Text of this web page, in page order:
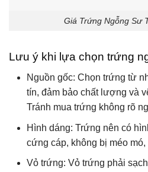
Giá Trứng Ngỗng Sư
Lưu ý khi lựa chọn trứng
Nguồn gốc: Chọn trứng từ
tín, đảm bảo chất lượng và
Tránh mua trứng không rõ
Hình dáng: Trứng nên có
cứng cáp, không bị méo
Vỏ trứng: Vỏ trứng phải